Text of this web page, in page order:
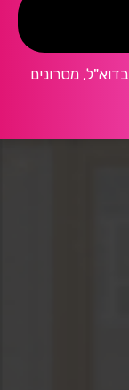
מסרונים